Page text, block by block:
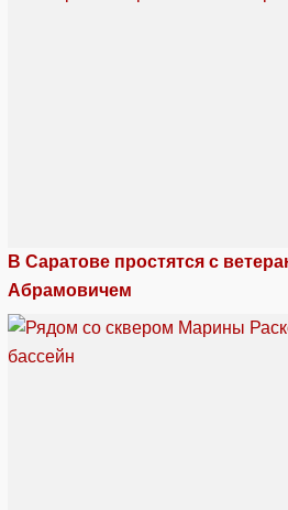
В Саратове простятся с
Абрамовичем